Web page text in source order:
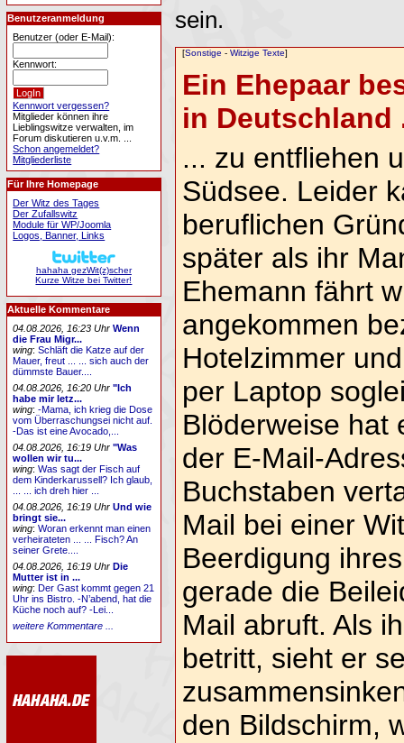
sein.
[Sonstige - Witzige Texte]
Ein Ehepaar
in Deutschland
... zu entfliehen
Südsee. Leider
beruflichen
später als ihr
Ehemann fährt
angekommen
Hotelzimmer
per Laptop
Blöderweise hat
der E-Mail-
Buchstaben
Mail bei einer
Beerdigung
gerade die
Mail abruft. Als
betritt, sieht er
den Bildschirm,
Benutzeranmeldung
Benutzer (oder E-Mail):
Kennwort:
Kennwort vergessen?
Mitglieder können ihre
Lieblingswitze verwalten, im
Forum diskutieren u.v.m. ...
Schon angemeldet?
Mitgliederliste
Für Ihre Homepage
Der Witz des Tages
Der Zufallswitz
Module für WP/Joomla
Logos, Banner, Links
hahaha gezWit(z)scher
Kurze Witze bei Twitter!
Aktuelle Kommentare
04.08.2026, 16:23 Uhr Wenn
die Frau Migr...
wing:Schläft die Katze auf der
Mauer, freut ... ... sich auch der
dümmste Bauer....
04.08.2026, 16:20 Uhr "Ich
habe mir letz...
wing:-Mama, ich krieg die Dose
vom Überraschungsei nicht auf.
-Das ist eine Avocado,...
04.08.2026, 16:19 Uhr "Was
wollen wir tu...
wing:Was sagt der Fisch auf
dem Kinderkarussell? Ich glaub,
... ... ich dreh hier ...
04.08.2026, 16:19 Uhr Und wie
bringt sie...
wing:Woran erkennt man einen
verheirateten ... ... Fisch? An
seiner Grete....
04.08.2026, 16:19 Uhr Die
Mutter ist in ...
wing:Der Gast kommt gegen 21
Uhr ins Bistro. -N’abend, hat die
Küche noch auf? -Lei...
weitere Kommentare ...